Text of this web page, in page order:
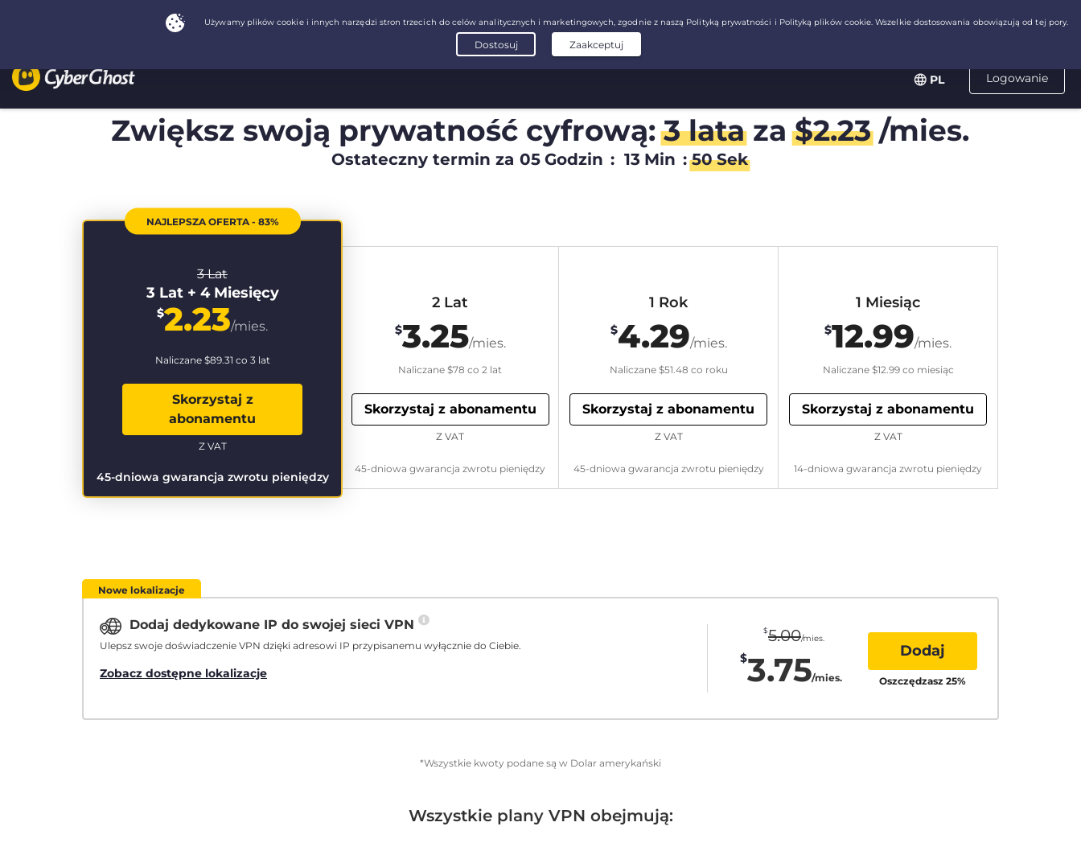
Logowanie
PL
Zwiększ swoją prywatność cyfrową:3 lataza$2.23/mies.
Ostateczny termin za 05 Godzin : 13 Min : 49 Sek
NAJLEPSZA OFERTA - 83%
3 Lat
3 Lat + 4 Miesięcy
$2.23/mies.
Naliczane $89.31 co 3 lat
Skorzystaj z
abonamentu
45-dniowa gwarancja zwrotu pieniędzy
Z VAT
2 Lat
$3.25/mies.
Naliczane$78 co 2 lat
Skorzystaj z abonamentu
45-dniowa gwarancja zwrotu pieniędzy
Z VAT
1 Rok
$4.29/mies.
Naliczane $51.48 co roku
Skorzystaj z abonamentu
45-dniowa gwarancja zwrotu pieniędzy
Z VAT
1 Miesiąc
$12.99/mies.
Naliczane $12.99co miesiąc
Skorzystaj z abonamentu
14-dniowa gwarancja zwrotu pieniędzy
Z VAT
Nowe lokalizacje
Dodaj dedykowane IP do swojej sieci VPN
Ulepsz swoje doświadczenie VPN dzięki adresowi IP przypisanemu wyłącznie do Ciebie.
Zobacz dostępne lokalizacje
$5.00/mies.
$3.75/mies.
Dodaj
Oszczędzasz 25%
*Wszystkie kwoty podane są w Dolar amerykański
Wszystkie plany VPN obejmują: